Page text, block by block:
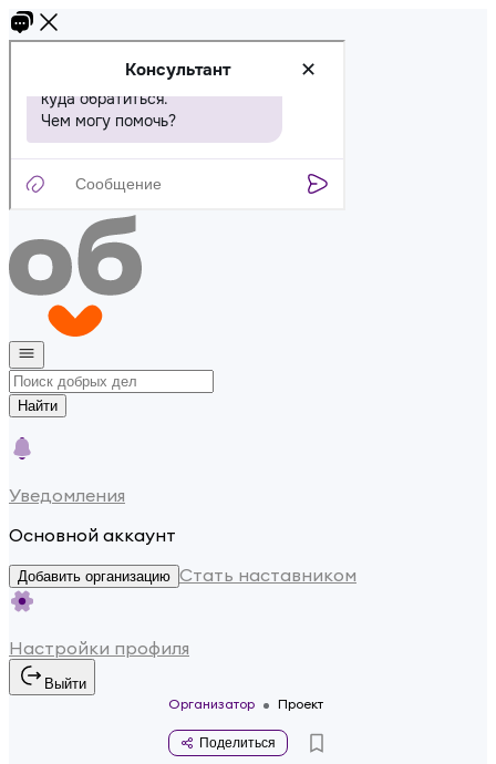
Найти
Уведомления
Основной аккаунт
Добавить организацию Стать наставником
Настройки профиля
Выйти
Организатор
Проект
Поделиться